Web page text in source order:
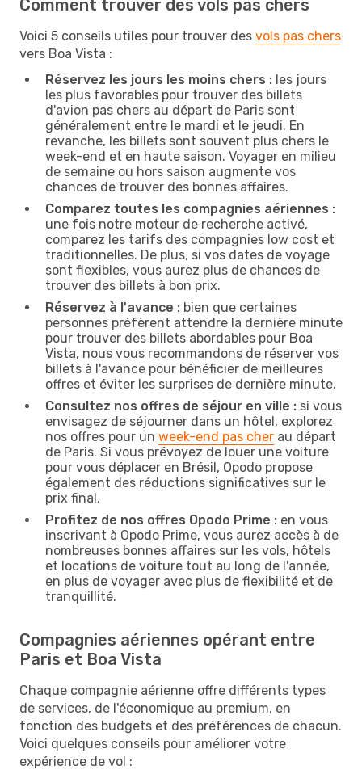
Comment trouver des vols pas chers
Voici 5 conseils utiles pour trouver des vols pas chers
vers Boa Vista :
Réservez les jours les moins chers : les jours
les plus favorables pour trouver des billets
d'avion pas chers au départ de Paris sont
généralement entre le mardi et le jeudi. En
revanche, les billets sont souvent plus chers le
week-end et en haute saison. Voyager en milieu
de semaine ou hors saison augmente vos
chances de trouver des bonnes affaires.
Comparez toutes les compagnies aériennes :
une fois notre moteur de recherche activé,
comparez les tarifs des compagnies low cost et
traditionnelles. De plus, si vos dates de voyage
sont flexibles, vous aurez plus de chances de
trouver des billets à bon prix.
Réservez à l'avance : bien que certaines
personnes préfèrent attendre la dernière minute
pour trouver des billets abordables pour Boa
Vista, nous vous recommandons de réserver vos
billets à l'avance pour bénéficier de meilleures
offres et éviter les surprises de dernière minute.
Consultez nos offres de séjour en ville : si vous
envisagez de séjourner dans un hôtel, explorez
nos offres pour un week-end pas cher au départ
de Paris. Si vous prévoyez de louer une voiture
pour vous déplacer en Brésil, Opodo propose
également des réductions significatives sur le
prix final.
Profitez de nos offres Opodo Prime : en vous
inscrivant à Opodo Prime, vous aurez accès à de
nombreuses bonnes affaires sur les vols, hôtels
et locations de voiture tout au long de l'année,
en plus de voyager avec plus de flexibilité et de
tranquillité.
Compagnies aériennes opérant entre
Paris et Boa Vista
Chaque compagnie aérienne offre différents types
de services, de l'économique au premium, en
fonction des budgets et des préférences de chacun.
Voici quelques conseils pour améliorer votre
expérience de vol :